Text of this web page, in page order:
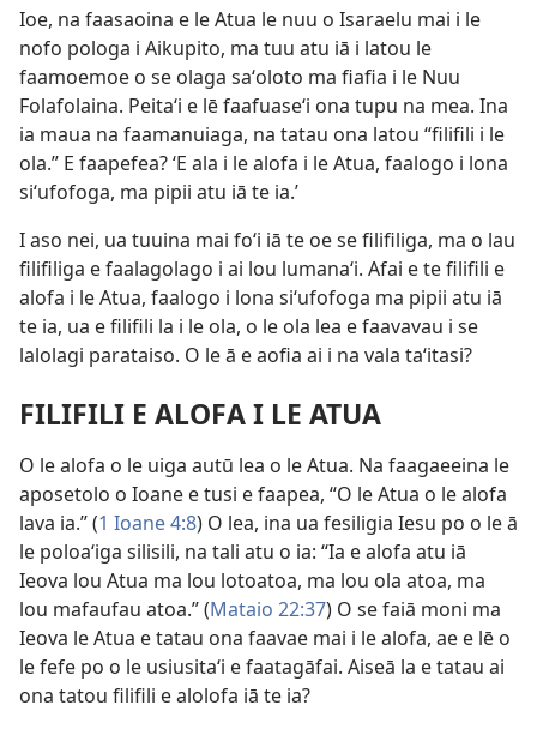
Ioe, na faasaoina e le Atua le nuu o Isaraelu mai i le
nofo pologa i Aikupito, ma tuu atu iā i latou le
faamoemoe o se olaga saʻoloto ma fiafia i le Nuu
Folafolaina. Peitaʻi e lē faafuaseʻi ona tupu na mea. Ina
ia maua na faamanuiaga, na tatau ona latou “filifili i le
ola.” E faapefea? ʻE ala i le alofa i le Atua, faalogo i lona
siʻufofoga, ma pipii atu iā te ia.’
I aso nei, ua tuuina mai foʻi iā te oe se filifiliga, ma o lau
filifiliga e faalagolago i ai lou lumanaʻi. Afai e te filifili e
alofa i le Atua, faalogo i lona siʻufofoga ma pipii atu iā
te ia, ua e filifili la i le ola, o le ola lea e faavavau i se
lalolagi parataiso. O le ā e aofia ai i na vala taʻitasi?
FILIFILI E ALOFA I LE ATUA
O le alofa o le uiga autū lea o le Atua. Na faagaeeina le
aposetolo o Ioane e tusi e faapea, “O le Atua o le alofa
lava ia.” (1 Ioane 4:8) O lea, ina ua fesiligia Iesu po o le ā
le poloaʻiga silisili, na tali atu o ia: “Ia e alofa atu iā
Ieova lou Atua ma lou lotoatoa, ma lou ola atoa, ma
lou mafaufau atoa.” (Mataio 22:37) O se faiā moni ma
Ieova le Atua e tatau ona faavae mai i le alofa, ae e lē o
le fefe po o le usiusitaʻi e faatagāfai. Aiseā la e tatau ai
ona tatou filifili e alolofa iā te ia?